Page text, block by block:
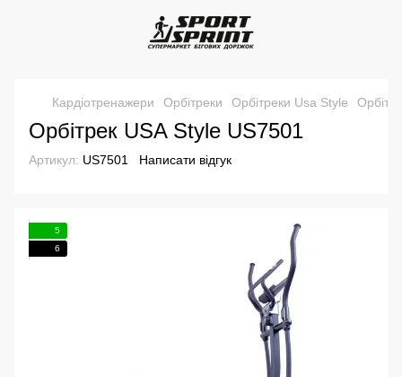
Кардіотренажери Орбітреки Орбітреки Usa Style
Орбітрек USA Style US7501
Артикул: US7501 Написати відгук
5
6